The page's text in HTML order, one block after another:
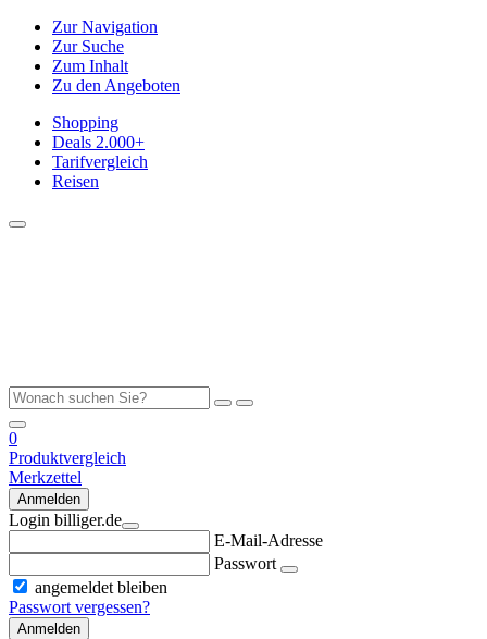
Zur Navigation
Zur Suche
Zum Inhalt
Zu den Angeboten
Shopping
Deals 2.000+
Tarifvergleich
Reisen
0
Produktvergleich
Merkzettel
Anmelden
Login billiger.de
E-Mail-Adresse
Passwort
angemeldet bleiben
Passwort vergessen?
Anmelden